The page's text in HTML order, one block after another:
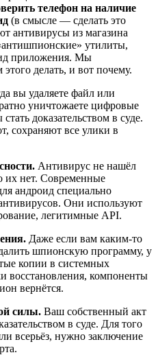
телефон на наличие
(в смысле — сделать это
антивирусы из магазина
утилиты,
приложения. Мы
делать, и вот почему.
вы удаляете файл или
уничтожаете цифровые
доказательством в суде.
сохраняют все улики в
Антивирус не нашёл
их нет. Современные
андроид специально
Они используют
легитимные API.
Даже если вам каким-то
шпионскую программу, у
копии в системных
восстановления, компоненты
вернётся.
силы. Ваш собственный акт
в суде. Для того
всерьёз, нужно заключение